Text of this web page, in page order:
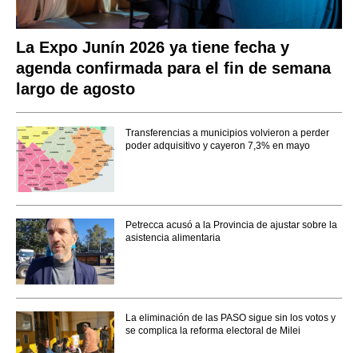
La Expo Junín 2026 ya tiene fecha y
agenda confirmada para el fin de semana
largo de agosto
Transferencias a municipios volvieron a perder
poder adquisitivo y cayeron 7,3% en mayo
Petrecca acusó a la Provincia de ajustar sobre la
asistencia alimentaria
La eliminación de las PASO sigue sin los votos y
se complica la reforma electoral de Milei